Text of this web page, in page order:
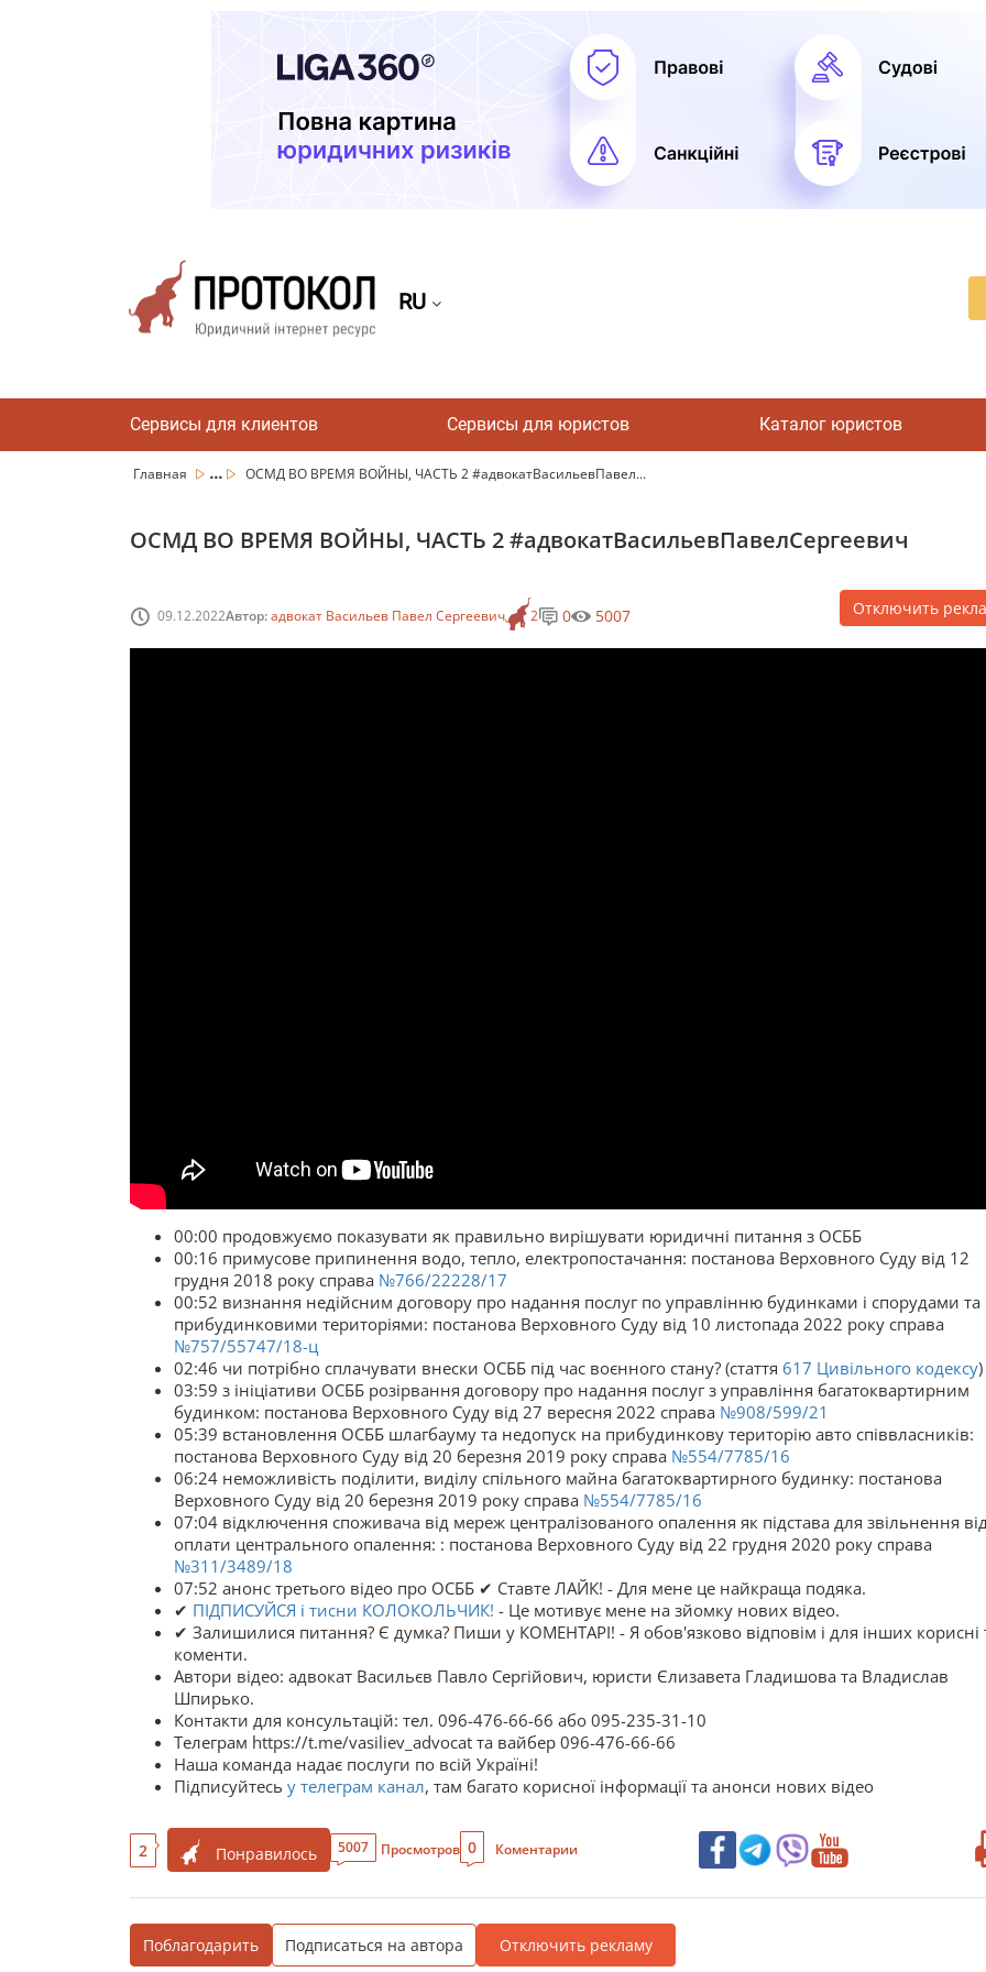
RU
Сервисы для клиентов Сервисы для юристов Каталог юристов
Главная ... ОСМД ВО ВРЕМЯ ВОЙНЫ, ЧАСТЬ 2 #адвокатВасильевПавел...
ОСМД ВО ВРЕМЯ ВОЙНЫ, ЧАСТЬ 2 #адвокатВасильевПавелСергеевич
09.12.2022Автор:адвокат Васильев Павел Сергеевич 2 0 5007 Отключить
00:00 продовжуємо показувати як правильно вирішувати юридичні питання з ОСББ
00:16 примусове припинення водо, тепло, електропостачання: постанова Верховного Суду від 12
грудня 2018 року справа №766/22228/17
00:52 визнання недійсним договору про надання послуг по управлінню будинками і спорудами та
прибудинковими територіями: постанова Верховного Суду від 10 листопада 2022 року справа
№757/55747/18-ц
02:46 чи потрібно сплачувати внески ОСББ під час воєнного стану? (стаття 617 Цивільного кодексу)
03:59 з ініціативи ОСББ розірвання договору про надання послуг з управління багатоквартирним
будинком: постанова Верховного Суду від 27 вересня 2022 справа №908/599/21
05:39 встановлення ОСББ шлагбауму та недопуск на прибудинкову територію авто співвласників:
постанова Верховного Суду від 20 березня 2019 року справа №554/7785/16
06:24 неможливість поділити, виділу спільного майна багатоквартирного будинку: постанова
Верховного Суду від 20 березня 2019 року справа №554/7785/16
07:04 відключення споживача від мереж централізованого опалення як підстава для звільнення
оплати центрального опалення: : постанова Верховного Суду від 22 грудня 2020 року справа
№311/3489/18
07:52 анонс третього відео про ОСББ ✔ Ставте ЛАЙК! - Для мене це найкраща подяка.
✔ ПІДПИСУЙСЯ і тисни КОЛОКОЛЬЧИК! - Це мотивує мене на зйомку нових відео.
✔ Залишилися питання? Є думка? Пиши у КОМЕНТАРІ! - Я обов'язково відповім і для інших корисні
коменти.
Автори відео: адвокат Васильєв Павло Сергійович, юристи Єлизавета Гладишова та Владислав
Шпирько.
Контакти для консультацій: тел. 096-476-66-66 або 095-235-31-10
Телеграм https://t.me/vasiliev_advocat та вайбер 096-476-66-66
Наша команда надає послуги по всій Україні!
Підписуйтесь у телеграм канал, там багато корисної інформації та анонси нових відео
2 Понравилось 5007 Просмотров 0 Коментарии
Поблагодарить Подписаться на автора Отключить рекламу